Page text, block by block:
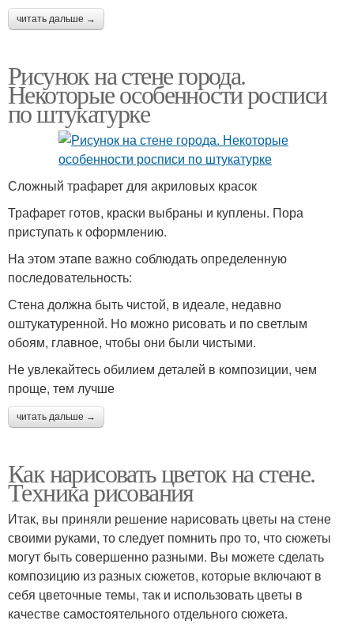
читать дальше →
Рисунок на стене города.
Некоторые особенности росписи
по штукатурке
Сложный трафарет для акриловых красок
Трафарет готов, краски выбраны и куплены. Пора
приступать к оформлению.
На этом этапе важно соблюдать определенную
последовательность:
Стена должна быть чистой, в идеале, недавно
оштукатуренной. Но можно рисовать и по светлым
обоям, главное, чтобы они были чистыми.
Не увлекайтесь обилием деталей в композиции, чем
проще, тем лучше
читать дальше →
Как нарисовать цветок на стене.
Техника рисования
Итак, вы приняли решение нарисовать цветы на стене
своими руками, то следует помнить про то, что сюжеты
могут быть совершенно разными. Вы можете сделать
композицию из разных сюжетов, которые включают в
себя цветочные темы, так и использовать цветы в
качестве самостоятельного отдельного сюжета.